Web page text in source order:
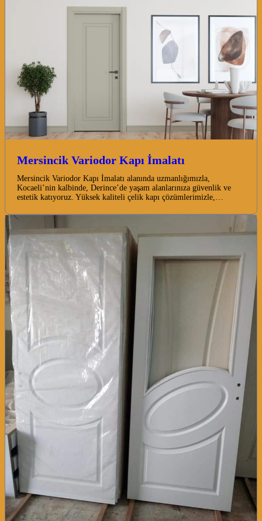
Mersincik Variodor Kapı İmalatı
Mersincik Variodor Kapı İmalatı alanında uzmanlığımızla,
Kocaeli’nin kalbinde, Derince’de yaşam alanlarınıza güvenlik ve
estetik katıyoruz. Yüksek kaliteli çelik kapı çözümlerimizle,…